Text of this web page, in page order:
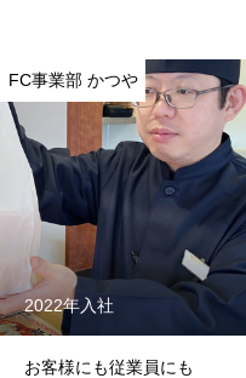
HOME
COMPANY
BUSINESS
FC事業部 かつや
2022年入社
お客様にも従業員にも